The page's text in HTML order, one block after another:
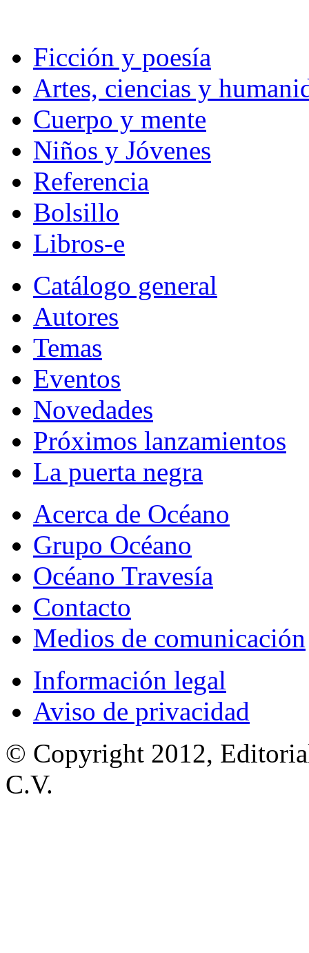
Ficción y poesía
Artes, ciencias y
Cuerpo y mente
Niños y Jóvenes
Referencia
Bolsillo
Libros-e
Catálogo general
Autores
Temas
Eventos
Novedades
Próximos lanzamientos
La puerta negra
Acerca de Océano
Grupo Océano
Océano Travesía
Contacto
Medios de comunicación
Información legal
Aviso de privacidad
© Copyright 2012,
C.V.